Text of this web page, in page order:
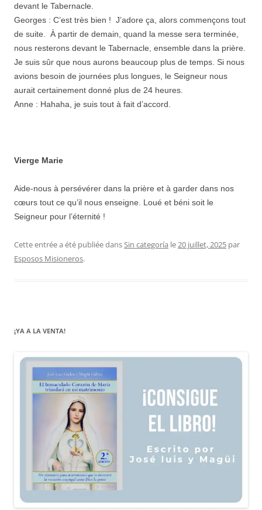
devant le Tabernacle.
Georges : C’est très bien ! J’adore ça, alors commençons tout
de suite. À partir de demain, quand la messe sera terminée,
nous resterons devant le Tabernacle, ensemble dans la prière.
Je suis sûr que nous aurons beaucoup plus de temps. Si nous
avions besoin de journées plus longues, le Seigneur nous
aurait certainement donné plus de 24 heures.
Anne : Hahaha, je suis tout à fait d’accord.
Vierge Marie
Aide-nous à persévérer dans la prière et à garder dans nos
cœurs tout ce qu’il nous enseigne. Loué et béni soit le
Seigneur pour l’éternité !
Cette entrée a été publiée dansSin categoría le20 juillet, 2025 par
Esposos Misioneros.
¡YA A LA VENTA!